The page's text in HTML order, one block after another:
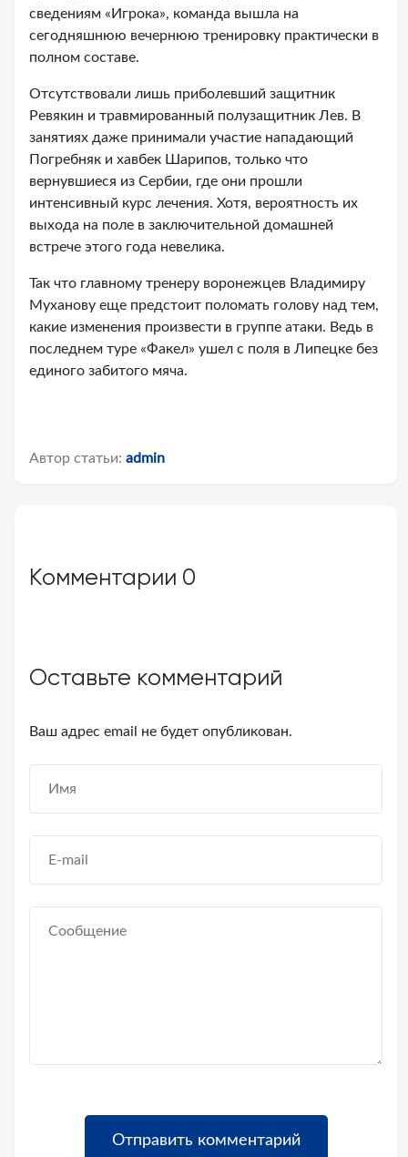
сведениям «Игрока», команда вышла на
сегодняшнюю вечернюю тренировку практически в
полном составе.
Отсутствовали лишь приболевший защитник
Ревякин и травмированный полузащитник Лев. В
занятиях даже принимали участие нападающий
Погребняк и хавбек Шарипов, только что
вернувшиеся из Сербии, где они прошли
интенсивный курс лечения. Хотя, вероятность их
выхода на поле в заключительной домашней
встрече этого года невелика.
Так что главному тренеру воронежцев Владимиру
Муханову еще предстоит поломать голову над тем,
какие изменения произвести в группе атаки. Ведь в
последнем туре «Факел» ушел с поля в Липецке без
единого забитого мяча.
Автор статьи: admin
Комментарии 0
Оставьте комментарий
Ваш адрес email не будет опубликован.